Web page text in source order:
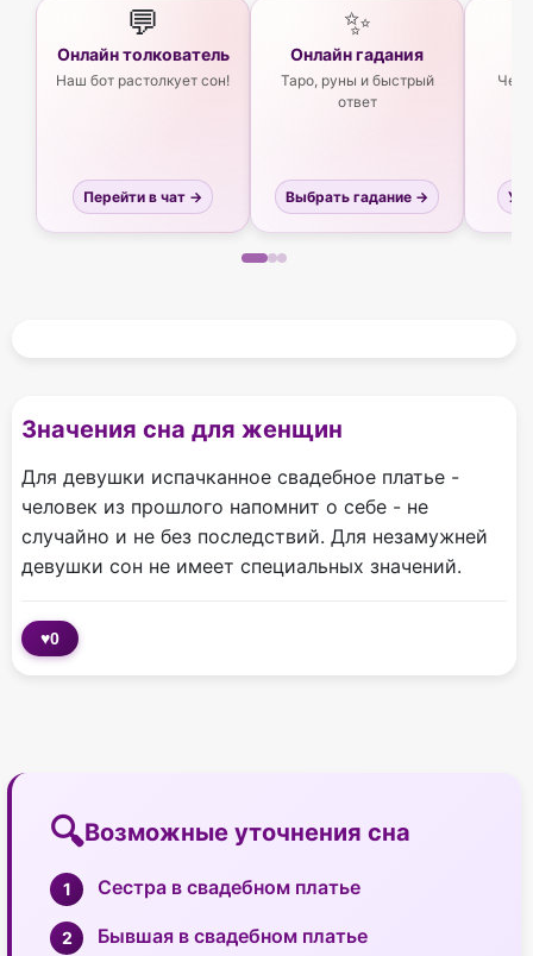
💬
Онлайн толкователь
Наш бот растолкует сон!
Перейти в чат →
✨
Онлайн гадания
Таро, руны и быстрый
ответ
Выбрать гадание →
Значения сна для женщин
Для девушки испачканное свадебное платье -
человек из прошлого напомнит о себе - не
случайно и не без последствий. Для незамужней
девушки сон не имеет специальных значений.
♥0
Возможные уточнения сна
Сестра в свадебном платье
Бывшая в свадебном платье